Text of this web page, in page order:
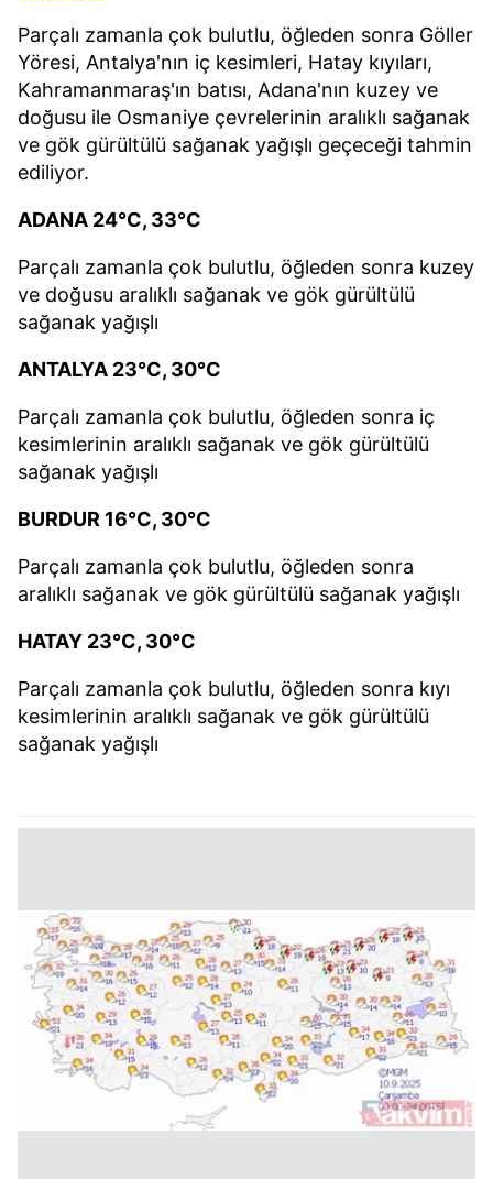
Parçalı zamanla çok bulutlu, öğleden sonra Göller
Yöresi, Antalya'nın iç kesimleri, Hatay kıyıları,
Kahramanmaraş'ın batısı, Adana'nın kuzey ve
doğusu ile Osmaniye çevrelerinin aralıklı sağanak
ve gök gürültülü sağanak yağışlı geçeceği tahmin
ediliyor.
ADANA 24°C, 33°C
Parçalı zamanla çok bulutlu, öğleden sonra kuzey
ve doğusu aralıklı sağanak ve gök gürültülü
sağanak yağışlı
ANTALYA 23°C, 30°C
Parçalı zamanla çok bulutlu, öğleden sonra iç
kesimlerinin aralıklı sağanak ve gök gürültülü
sağanak yağışlı
BURDUR 16°C, 30°C
Parçalı zamanla çok bulutlu, öğleden sonra
aralıklı sağanak ve gök gürültülü sağanak yağışlı
HATAY 23°C, 30°C
Parçalı zamanla çok bulutlu, öğleden sonra kıyı
kesimlerinin aralıklı sağanak ve gök gürültülü
sağanak yağışlı